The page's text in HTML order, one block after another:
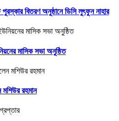
বিতরণ অনুষ্ঠানে ডিসি লুৎফুন নাহার
মাসিক সভা অনুষ্ঠিত
রহমান